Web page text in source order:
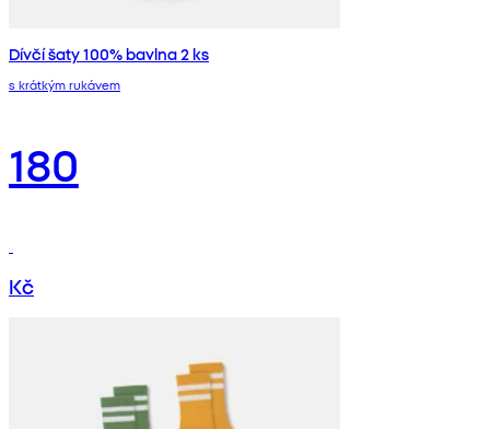
Dívčí šaty 100% bavlna 2 ks
s krátkým rukávem
180
Kč